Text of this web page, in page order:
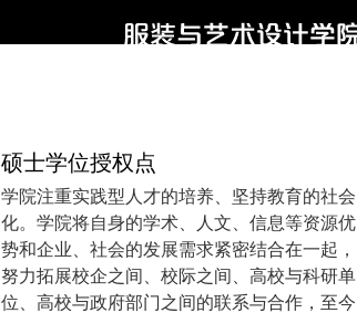
硕士学位授权点
学院注重实践型人才的培养、坚持教育的社会
化。学院将自身的学术、人文、信息等资源优
势和企业、社会的发展需求紧密结合在一起，
努力拓展校企之间、校际之间、高校与科研单
位、高校与政府部门之间的联系与合作，至今